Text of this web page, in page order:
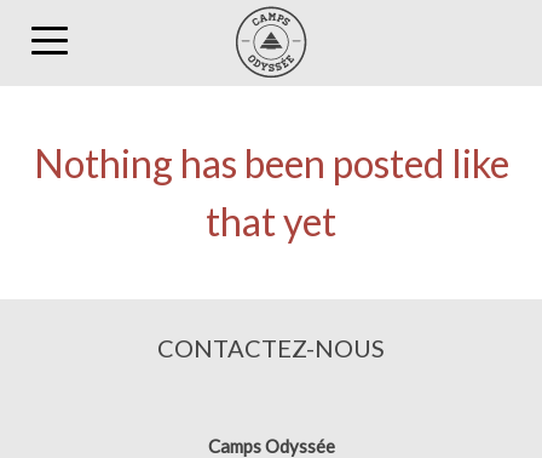
Toggle
Nothing has been posted like
that yet
CONTACTEZ-NOUS
Camps Odyssée